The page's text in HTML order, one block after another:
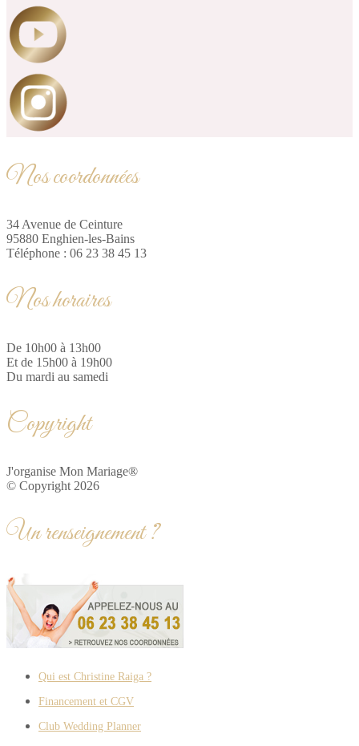
Nos coordonnées
34 Avenue de Ceinture
95880 Enghien-les-Bains
Téléphone : 06 23 38 45 13
Nos horaires
De 10h00 à 13h00
Et de 15h00 à 19h00
Du mardi au samedi
Copyright
J'organise Mon Mariage®
© Copyright 2026
Un renseignement ?
Qui est Christine Raiga ?
Financement et CGV
Club Wedding Planner